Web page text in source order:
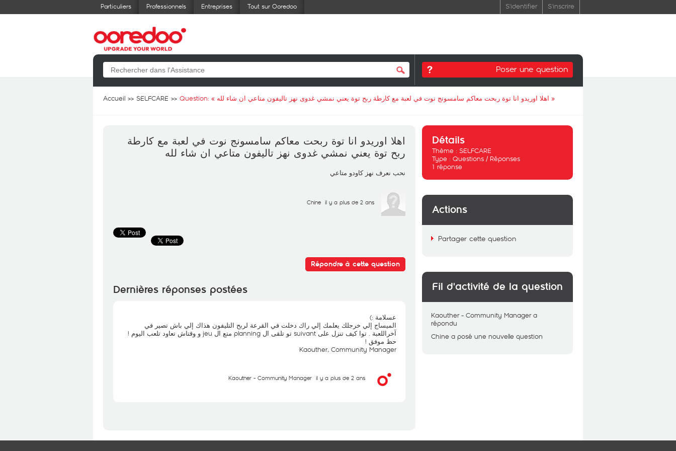
Particuliers Professionnels Entreprises Tout sur Ooredoo S'identifier S'inscrire
Poser une question
Accueil SELFCARE Question: « اهلا اوريدو انا توة ربحت معاكم سامسونج نوت في لعبة مع كارطة ربح توة يعني نمشي غدوى نهز تاليفون متاعي ان شاء لله »
اهلا اوريدو انا توة ربحت معاكم سامسونج نوت في لعبة مع كارطة
ربح توة يعني نمشي غدوى نهز تاليفون متاعي ان شاء لله
نحب نعرف نهز كاودو متاعي
Chine il y a plus de 2 ans
Répondre à cette question
Dernières réponses postées
عسلامة :)
الميساج إلي خرجلك يعلمك إلي راك دخلت في القرعة لربح التليفون هذاك إلي باش تصير في
آخراللعبة . توا كيف تنزل على suivant تو تلقى ال planning متع ال jeu و وقتاش تعاود تلعب اليوم !
حظ موفق !
Kaouther, Community Manager
Kaouther - Community Manager il y a plus de 2 ans
Détails
Thème : SELFCARE
Type : Questions / Réponses
1 réponse
Actions
Partager cette question
Fil d'activité de la question
Kaouther - Community Manager a
répondu
Chine a posé une nouvelle question